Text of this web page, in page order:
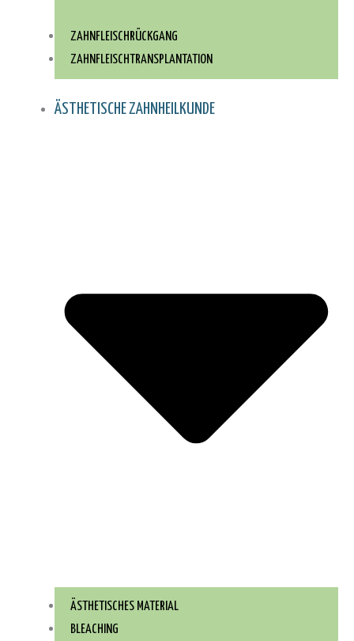
ZAHNFLEISCHRÜCKGANG
ZAHNFLEISCH­TRANSPLANTATION
ÄSTHETISCHE ZAHNHEILKUNDE
ÄSTHETISCHES MATERIAL
BLEACHING